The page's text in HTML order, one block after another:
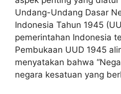
Undang-Undang Dasar
Indonesia Tahun 1945
pemerintahan Indonesia
Pembukaan UUD 1945
menyatakan bahwa
negara kesatuan yang